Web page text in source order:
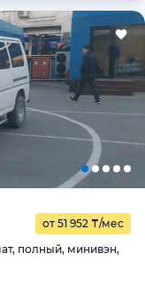
от 51 952 ₸/мес
полный, минивэн,